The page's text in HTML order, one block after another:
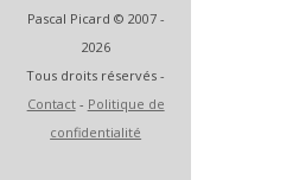
Pascal Picard © 2007 -
2026
Tous droits réservés -
Contact- Politique de
confidentialité